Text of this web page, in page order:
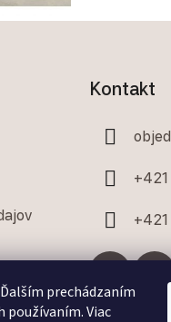
prechádzaním
používaním. Viac
Kontakt